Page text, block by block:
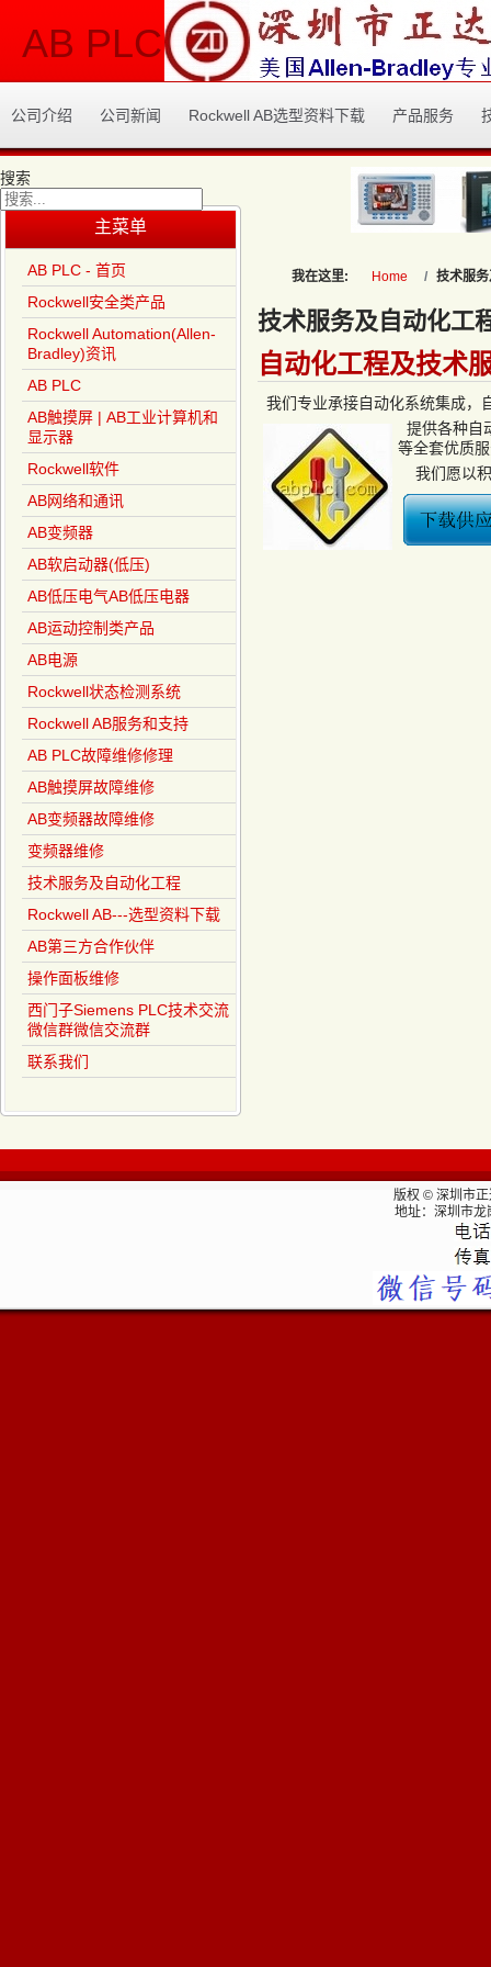
AB PLC
公司介绍 公司新闻 Rockwell AB选型资料下载 产品服务
搜索
Type 2 or more characters
主菜单
AB PLC - 首页
Rockwell安全类产品
Rockwell Automation(Allen-
Bradley)资讯
AB PLC
AB触摸屏 | AB工业计算机和
显示器
Rockwell软件
AB网络和通讯
AB变频器
AB软启动器(低压)
AB低压电气AB低压电器
AB运动控制类产品
AB电源
Rockwell状态检测系统
Rockwell AB服务和支持
AB PLC故障维修修理
AB触摸屏故障维修
AB变频器故障维修
变频器维修
技术服务及自动化工程
Rockwell AB---选型资料下载
AB第三方合作伙伴
操作面板维修
西门子Siemens PLC技术交流
微信群微信交流群
联系我们
我在这里: Home 技术服
技术服务及自动化工
自动化工程及技术
我们专业承接自动化系统集成，
提供各种自
等全套优质
我们愿以积
版权 © 深圳市
地址：深圳市